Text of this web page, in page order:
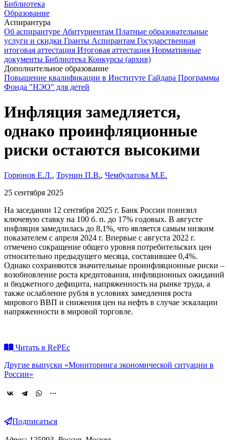
Библиотека
Образование
Аспирантура
Об аспирантуре Абитуриентам Платные образовательные
услуги и скидки Гранты Аспирантам Государственная
итоговая аттестация Итоговая аттестация Нормативные
документы Библиотека Конкурсы (архив)
Дополнительное образование
Повышение квалификации в Институте Гайдара Программы
Фонда "НЭО" для детей
Инфляция замедляется,
однако проинфляционные
риски остаются высокими
Горюнов Е.Л., Трунин П.В., Чембулатова М.Е.
25 сентября 2025
На заседании 12 сентября 2025 г. Банк России понизил
ключевую ставку на 100 б. п. до 17% годовых. В августе
инфляция замедлилась до 8,1%, что является самым низким
показателем с апреля 2024 г. Впервые с августа 2022 г.
отмечено сокращение общего уровня потребительских цен
относительно предыдущего месяца, составившее 0,4%.
Однако сохраняются значительные проинфляционные риски –
возобновление роста кредитования, инфляционных ожиданий
и бюджетного дефицита, напряженность на рынке труда, а
также ослабление рубля в условиях замедления роста
мирового ВВП и снижения цен на нефть в случае эскалации
напряженности в мировой торговле.
Читать в RePEc
Другие выпуски «Мониторинга экономической ситуации в
России»
Подписаться